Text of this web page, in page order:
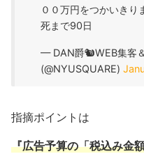
００万円をつかいきり
死まで90日
— DAN爵🐿WEB集客
(@NYUSQUARE)
指摘ポイントは
『広告予算の「税込み金